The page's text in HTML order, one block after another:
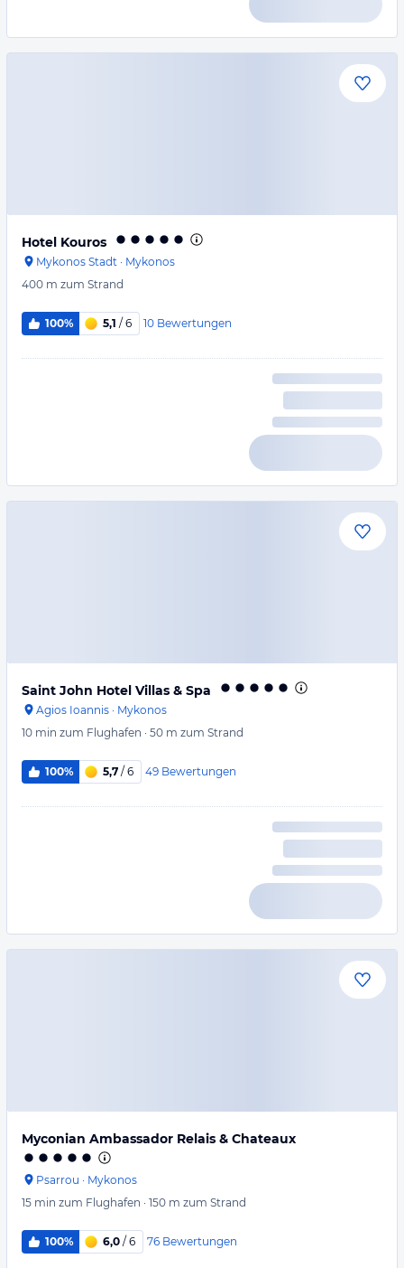
Hotel Kouros
Mykonos Stadt · Mykonos
400 m zum Strand
100% 5,1 / 6 10 Bewertungen
Saint John Hotel Villas & Spa
Agios Ioannis · Mykonos
10 min zum Flughafen · 50 m zum Strand
100% 5,7 / 6 49 Bewertungen
Myconian Ambassador Relais & Chateaux
Psarrou · Mykonos
15 min zum Flughafen · 150 m zum Strand
100% 6,0 / 6 76 Bewertungen